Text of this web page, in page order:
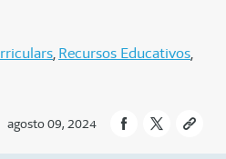
Recursos Educativos
agosto 09, 2024